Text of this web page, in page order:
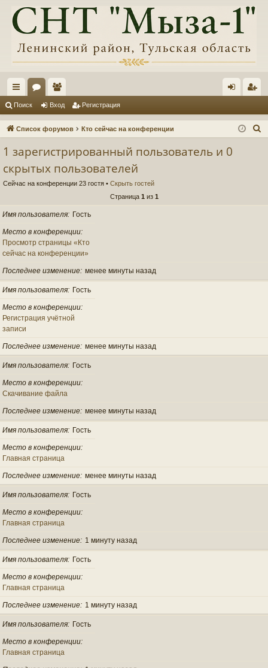
с
ы ум
ол
ьз д ис
Поиск Вход Регистрация
Список форумов Кто сейчас на конференции
1 зарегистрированный пользователь и 0
скрытых пользователей
Сейчас на конференции 23 гостя • Скрыть гостей
Страница 1 из 1
Имя пользователя Гость
Место в конференции
Просмотр страницы «Кто
сейчас на конференции»
Последнее изменение менее минуты назад
Имя пользователя Гость
Место в конференции
Регистрация учётной
записи
Последнее изменение менее минуты назад
Имя пользователя Гость
Место в конференции
Скачивание файла
Последнее изменение менее минуты назад
Имя пользователя Гость
Место в конференции
Главная страница
Последнее изменение менее минуты назад
Имя пользователя Гость
Место в конференции
Главная страница
Последнее изменение 1 минуту назад
Имя пользователя Гость
Место в конференции
Главная страница
Последнее изменение 1 минуту назад
Имя пользователя Гость
Место в конференции
Главная страница